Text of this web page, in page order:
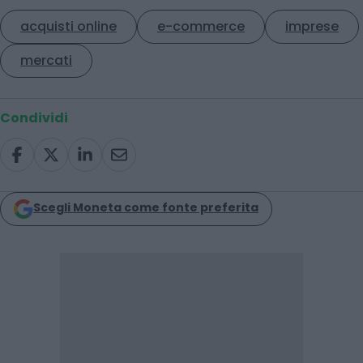
acquisti online e-commerce
imprese
mercati
Condividi
Scegli Moneta come fonte preferita